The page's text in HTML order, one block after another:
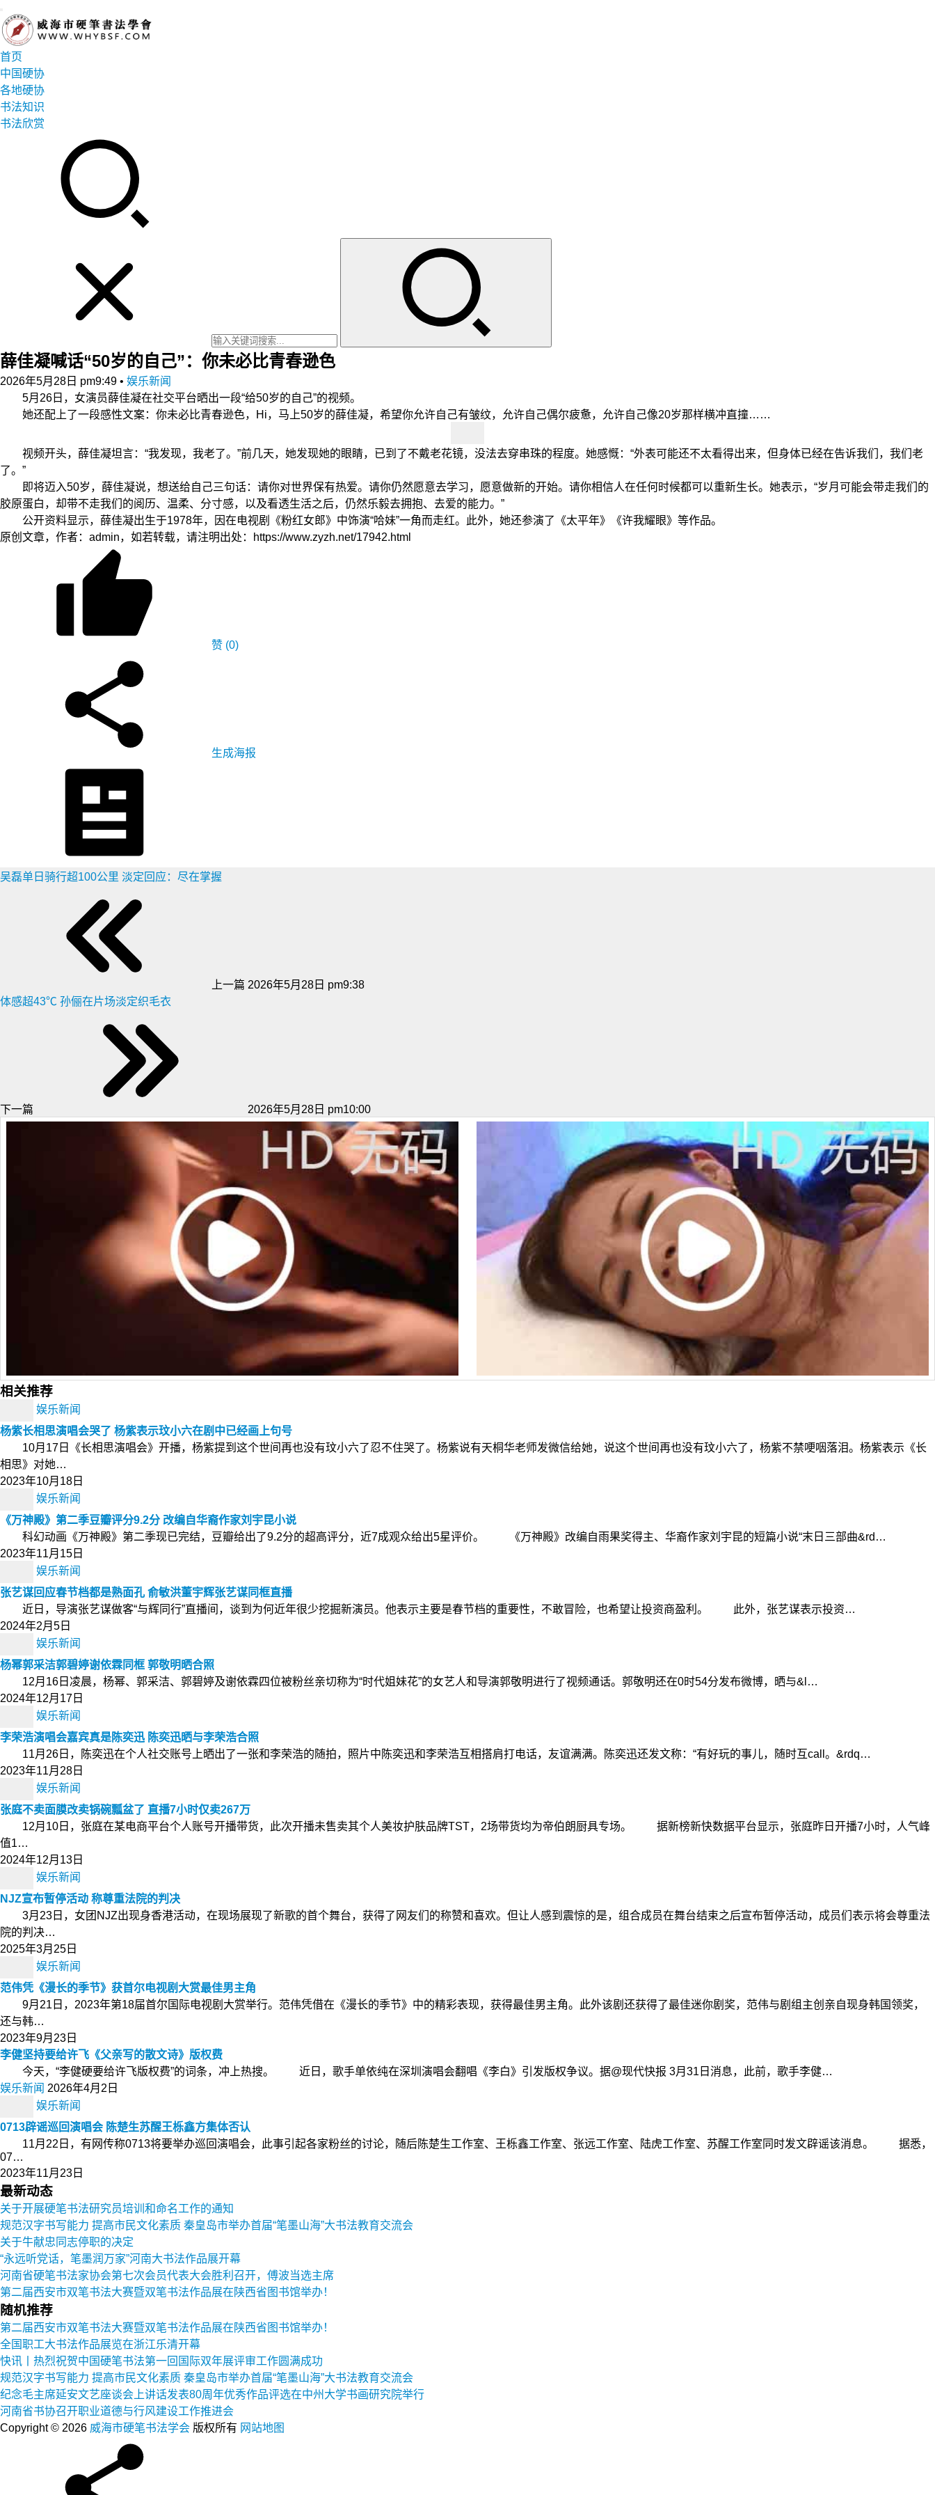
首页
中国硬协
各地硬协
书法知识
书法欣赏
薛佳凝喊话“50岁的自己”：你未必比青春逊色
2026年5月28日 pm9:49 • 娱乐新闻
5月26日，女演员薛佳凝在社交平台晒出一段“给50岁的自己”的视频。
她还配上了一段感性文案：你未必比青春逊色，Hi，马上50岁的薛佳凝，希望你允许自己有皱纹，允许自己偶尔疲惫，允许自己像20岁那样横冲直撞……
视频开头，薛佳凝坦言：“我发现，我老了。”前几天，她发现她的眼睛，已到了不戴老花镜，没法去穿串珠的程度。她感慨：“外表可能还不太看得出来，但身体已经在告诉我们，我们老
了。”
即将迈入50岁，薛佳凝说，想送给自己三句话：请你对世界保有热爱。请你仍然愿意去学习，愿意做新的开始。请你相信人在任何时候都可以重新生长。她表示，“岁月可能会带走我们的
胶原蛋白，却带不走我们的阅历、温柔、分寸感，以及看透生活之后，仍然乐毅去拥抱、去爱的能力。”
公开资料显示，薛佳凝出生于1978年，因在电视剧《粉红女郎》中饰演“哈妹”一角而走红。此外，她还参演了《太平年》《许我耀眼》等作品。
原创文章，作者：admin，如若转载，请注明出处：https://www.zyzh.net/17942.html
赞 (0)
生成海报
吴磊单日骑行超100公里 淡定回应：尽在掌握
上一篇 2026年5月28日 pm9:38
体感超43℃ 孙俪在片场淡定织毛衣
下一篇 2026年5月28日 pm10:00
相关推荐
娱乐新闻
杨紫长相思演唱会哭了 杨紫表示玟小六在剧中已经画上句号
10月17日《长相思演唱会》开播，杨紫提到这个世间再也没有玟小六了忍不住哭了。杨紫说有天桐华老师发微信给她，说这个世间再也没有玟小六了，杨紫不禁哽咽落泪。杨紫表示《长
相思》对她…
2023年10月18日
娱乐新闻
《万神殿》第二季豆瓣评分9.2分 改编自华裔作家刘宇昆小说
科幻动画《万神殿》第二季现已完结，豆瓣给出了9.2分的超高评分，近7成观众给出5星评价。 《万神殿》改编自雨果奖得主、华裔作家刘宇昆的短篇小说“末日三部曲&rd…
2023年11月15日
娱乐新闻
张艺谋回应春节档都是熟面孔 俞敏洪董宇辉张艺谋同框直播
近日，导演张艺谋做客“与辉同行”直播间，谈到为何近年很少挖掘新演员。他表示主要是春节档的重要性，不敢冒险，也希望让投资商盈利。 此外，张艺谋表示投资…
2024年2月5日
娱乐新闻
杨幂郭采洁郭碧婷谢依霖同框 郭敬明晒合照
12月16日凌晨，杨幂、郭采洁、郭碧婷及谢依霖四位被粉丝亲切称为“时代姐妹花”的女艺人和导演郭敬明进行了视频通话。郭敬明还在0时54分发布微博，晒与&l…
2024年12月17日
娱乐新闻
李荣浩演唱会嘉宾真是陈奕迅 陈奕迅晒与李荣浩合照
11月26日，陈奕迅在个人社交账号上晒出了一张和李荣浩的随拍，照片中陈奕迅和李荣浩互相搭肩打电话，友谊满满。陈奕迅还发文称：“有好玩的事儿，随时互call。&rdq…
2023年11月28日
娱乐新闻
张庭不卖面膜改卖锅碗瓢盆了 直播7小时仅卖267万
12月10日，张庭在某电商平台个人账号开播带货，此次开播未售卖其个人美妆护肤品牌TST，2场带货均为帝伯朗厨具专场。 据新榜新快数据平台显示，张庭昨日开播7小时，人气峰
值1…
2024年12月13日
娱乐新闻
NJZ宣布暂停活动 称尊重法院的判决
3月23日，女团NJZ出现身香港活动，在现场展现了新歌的首个舞台，获得了网友们的称赞和喜欢。但让人感到震惊的是，组合成员在舞台结束之后宣布暂停活动，成员们表示将会尊重法
院的判决…
2025年3月25日
娱乐新闻
范伟凭《漫长的季节》获首尔电视剧大赏最佳男主角
9月21日，2023年第18届首尔国际电视剧大赏举行。范伟凭借在《漫长的季节》中的精彩表现，获得最佳男主角。此外该剧还获得了最佳迷你剧奖，范伟与剧组主创亲自现身韩国领奖，
还与韩…
2023年9月23日
李健坚持要给许飞《父亲写的散文诗》版权费
今天，“李健硬要给许飞版权费”的词条，冲上热搜。 近日，歌手单依纯在深圳演唱会翻唱《李白》引发版权争议。据@现代快报 3月31日消息，此前，歌手李健…
娱乐新闻 2026年4月2日
娱乐新闻
0713辟谣巡回演唱会 陈楚生苏醒王栎鑫方集体否认
11月22日，有网传称0713将要举办巡回演唱会，此事引起各家粉丝的讨论，随后陈楚生工作室、王栎鑫工作室、张远工作室、陆虎工作室、苏醒工作室同时发文辟谣该消息。 据悉，
07…
2023年11月23日
最新动态
关于开展硬笔书法研究员培训和命名工作的通知
规范汉字书写能力 提高市民文化素质 秦皇岛市举办首届“笔墨山海”大书法教育交流会
关于牛献忠同志停职的决定
“永远听党话，笔墨润万家”河南大书法作品展开幕
河南省硬笔书法家协会第七次会员代表大会胜利召开，傅波当选主席
第二届西安市双笔书法大赛暨双笔书法作品展在陕西省图书馆举办！
随机推荐
第二届西安市双笔书法大赛暨双笔书法作品展在陕西省图书馆举办！
全国职工大书法作品展览在浙江乐清开幕
快讯丨热烈祝贺中国硬笔书法第一回国际双年展评审工作圆满成功
规范汉字书写能力 提高市民文化素质 秦皇岛市举办首届“笔墨山海”大书法教育交流会
纪念毛主席延安文艺座谈会上讲话发表80周年优秀作品评选在中州大学书画研究院举行
河南省书协召开职业道德与行风建设工作推进会
Copyright © 2026 威海市硬笔书法学会 版权所有 网站地图